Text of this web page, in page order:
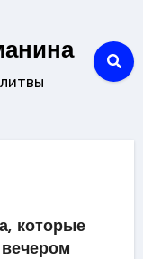
которые